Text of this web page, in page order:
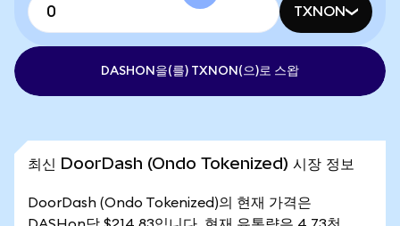
TXNON
DASHON을(를) TXNON(으)로 스왑
최신 DoorDash (Ondo Tokenized) 시장 정보
DoorDash (Ondo Tokenized)의 현재 가격은